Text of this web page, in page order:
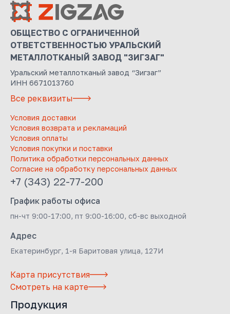
ОБЩЕСТВО С ОГРАНИЧЕННОЙ
ОТВЕТСТВЕННОСТЬЮ УРАЛЬСКИЙ
МЕТАЛЛОТКАНЫЙ ЗАВОД "ЗИГЗАГ"
Уральский металлотканый завод “Зигзаг”
ИНН 6671013760
Все реквизиты
Условия доставки
Условия возврата и рекламаций
Условия оплаты
Условия покупки и поставки
Политика обработки персональных данных
Согласие на обработку персональных данных
+7 (343) 22-77-200
График работы офиса
пн-чт 9:00-17:00, пт 9:00-16:00, сб-вс выходной
Адрес
Екатеринбург, 1-я Баритовая улица, 127И
Карта присутствия
Смотреть на карте
Продукция